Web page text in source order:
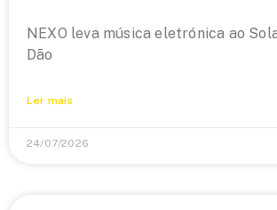
NEXO leva música eletrónica ao
Dão
Ler mais
24/07/2026